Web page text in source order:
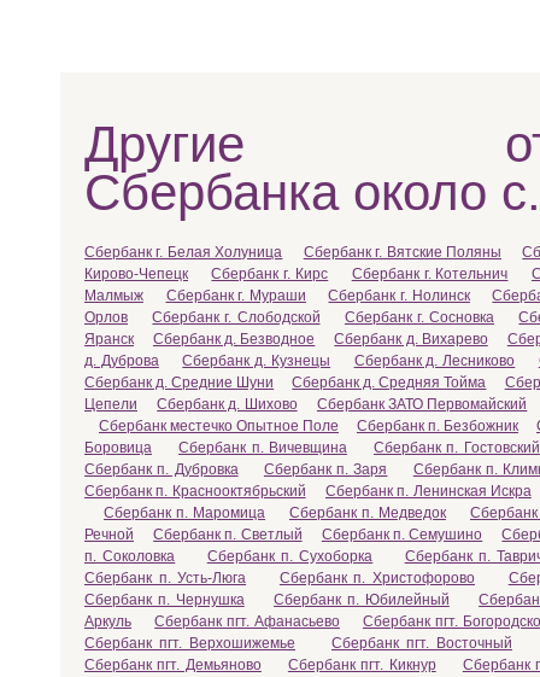
Другие
Сбербанка около
Сбербанк г. Белая Холуница Сбербанк г. Вятские Поляны
Кирово-Чепецк
Сбербанк г. Кирс Сбербанк г. Котельнич
Малмыж
Сбербанк г. Мураши Сбербанк г. Нолинск
Орлов
Сбербанк г. Слободской Сбербанк г. Сосновка
Яранск
Сбербанк д. Безводное Сбербанк д. Вихарево
д. Дуброва
Сбербанк д. Кузнецы Сбербанк д. Лесниково
Сбербанк д. Средние Шуни
Сбербанк д. Средняя Тойма
Цепели
Сбербанк д. Шихово
Сбербанк ЗАТО Первомайский
Сбербанк местечко Опытное Поле
Сбербанк п. Безбожник
Боровица
Сбербанк п. Вичевщина
Сбербанк п. Гостовский
Сбербанк п. Дубровка
Сбербанк п. Заря
Сбербанк п.
Сбербанк п. Краснооктябрьский
Сбербанк п. Ленинская Искра
Сбербанк п. Маромица
Сбербанк п. Медведок
Речной
Сбербанк п. Светлый Сбербанк п. Семушино
п. Соколовка
Сбербанк п. Сухоборка
Сбербанк п.
Сбербанк п. Усть-Люга
Сбербанк п. Христофорово
Сбербанк п. Чернушка
Сбербанк п. Юбилейный
Аркуль
Сбербанк пгт. Афанасьево
Сбербанк пгт.
Сбербанк пгт. Верхошижемье
Сбербанк пгт. Восточный
Сбербанк пгт. Демьяново
Сбербанк пгт. Кикнур
Сбербанк